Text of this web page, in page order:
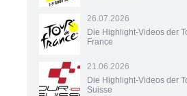
26.07.2026
Die Highlight-Videos der
France
21.06.2026
Die Highlight-Videos der
Suisse